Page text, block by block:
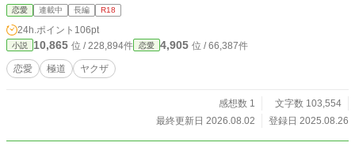
恋愛 連載中 長編 R18
24h.ポイント 106pt
小説 10,865 位 / 228,894件 恋愛 4,905 位 / 66,387件
恋愛 極道 ヤクザ
感想数 1
文字数 103,554
最終更新日 2026.08.02
登録日 2025.08.26